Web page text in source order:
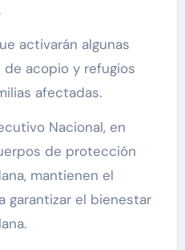
activarán algunas
acopio y refugios
afectadas.
Nacional, en
de protección
mantienen el
garantizar el bienestar